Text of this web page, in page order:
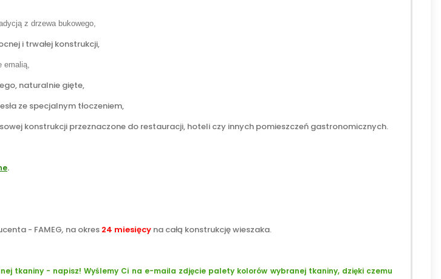
z drzewa bukowego,
i trwałej konstrukcji,
emalią,
naturalnie gięte,
ze specjalnym tłoczeniem,
konstrukcji przeznaczone do restauracji, hoteli czy innych pomieszczeń gastronomicznych.
.
- FAMEG, na okres 24 miesięcy na całą konstrukcję wieszaka.
tkaniny - napisz! Wyślemy Ci na e-maila zdjęcie palety kolorów wybranej tkaniny, dzięki czemu